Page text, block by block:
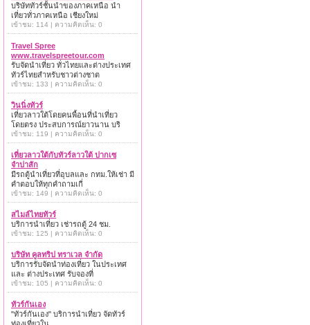
บริษัททัวร์ชั้นนำของภาคเหนือ นำ
เที่ยวทั่วภาคเหนือ เชียงใหม่
เข้าชม: 114 | ความคิดเห็น: 0
Travel Spree
www.travelspreetour.com
รับจัดนำเที่ยว ทั่วไทยและต่างประเทศ
ทัวร์ไทยสำหรับชาวต่างชาต
เข้าชม: 133 | ความคิดเห็น: 0
วินนิ่งทัวร์
เที่ยวลาวใต้โดยคนพื้อนที่นำเที่ยว
โดยตรง ประสบการณ์ยาวนาน บริ
เข้าชม: 119 | ความคิดเห็น: 0
เที่ยวลาวใต้กับทัวร์ลาวใต้ ปากเซ
จำปาสัก
มีรถตู้นำเที่ยวที่อุบลและ กทม.ให้เช่า มี
คำตอบให้ทุกคำถามเกี่
เข้าชม: 149 | ความคิดเห็น: 0
สไมล์ไทยทัวร์
บริการนำเที่ยว เช่ารถตู้ 24 ชม.
เข้าชม: 125 | ความคิดเห็น: 0
บริษัท คูลทริป ทราเวล จำกัด
บริการรับจัดนำท่องเที่ยว ในประเทศ
และ ต่างประเทศ รับจองที่
เข้าชม: 105 | ความคิดเห็น: 0
ทัวร์กันเอง
"ทัวร์กันเอง" บริการนำเที่ยว จัดทัวร์